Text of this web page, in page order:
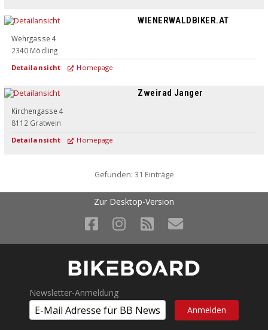
WIENERWALDBIKER.AT
Wehrgasse 4
2340 Mödling
Detailansicht Homepage
Zweirad Janger
Kirchengasse 4
8112 Gratwein
Detailansicht Homepage
Gefunden: 31 Einträge
Zur Desktop-Version
Newsletter-Anmeldung